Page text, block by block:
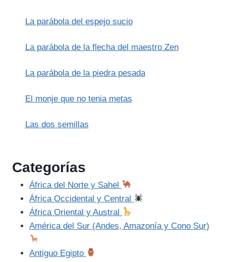
La parábola del espejo sucio
La parábola de la flecha del maestro Zen
La parábola de la piedra pesada
El monje que no tenia metas
Las dos semillas
Categorías
África del Norte y Sahel
África Occidental y Central
África Oriental y Austral
América del Sur (Andes, Amazonía y Cono Sur)
Antiguo Egipto